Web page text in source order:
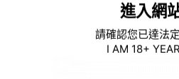
進入網
請確認您已達法
I AM 18+